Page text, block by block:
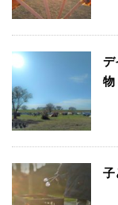
デ
物
子